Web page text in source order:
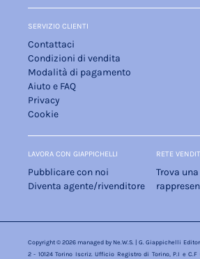
SERVIZIO CLIENTI
Contattaci
Condizioni di vendita
Modalità di pagamento
Aiuto e FAQ
Privacy
Cookie
LAVORA CON GIAPPICHELLI
Pubblicare con noi
Diventa agente/rivenditore
RETE
Trova
Copyright © 2026 managed by Ne.W.S. | G. Giappichelli
2 - 10124 Torino Iscriz. Ufficio Registro di Torino, P.I e